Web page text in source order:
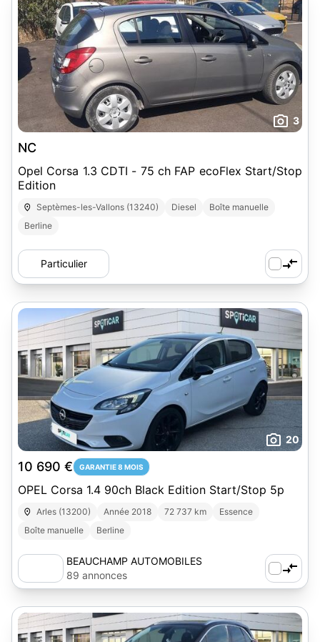
3
NC
Opel Corsa 1.3 CDTI - 75 ch FAP ecoFlex Start/Stop
Edition
Septèmes-les-Vallons (13240) Diesel
Boîte manuelle
Berline
Particulier
20
10 690 € GARANTIE 8 MOIS
OPEL Corsa 1.4 90ch Black Edition Start/Stop 5p
Arles (13200) Année 2018 72 737 km
Essence
Boîte manuelle
Berline
BEAUCHAMP AUTOMOBILES
89 annonces